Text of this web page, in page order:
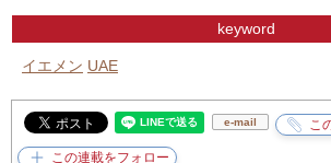
keyword
イエメン UAE
e-mail